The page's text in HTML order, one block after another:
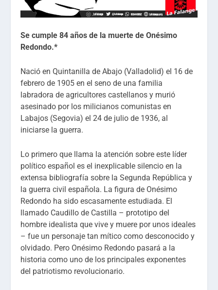
Se cumple 84 años de la muerte de Onésimo
Redondo.*
Nació en Quintanilla de Abajo (Valladolid) el 16 de
febrero de 1905 en el seno de una familia
labradora de agricultores castellanos y murió
asesinado por los milicianos comunistas en
Labajos (Segovia) el 24 de julio de 1936, al
iniciarse la guerra.
Lo primero que llama la atención sobre este líder
político español es el inexplicable silencio en la
extensa bibliografía sobre la Segunda República y
la guerra civil española. La figura de Onésimo
Redondo ha sido escasamente estudiada. El
llamado Caudillo de Castilla – prototipo del
hombre idealista que vive y muere por unos ideales
– fue un personaje tan mítico como desconocido y
olvidado. Pero Onésimo Redondo pasará a la
historia como uno de los principales exponentes
del patriotismo revolucionario.